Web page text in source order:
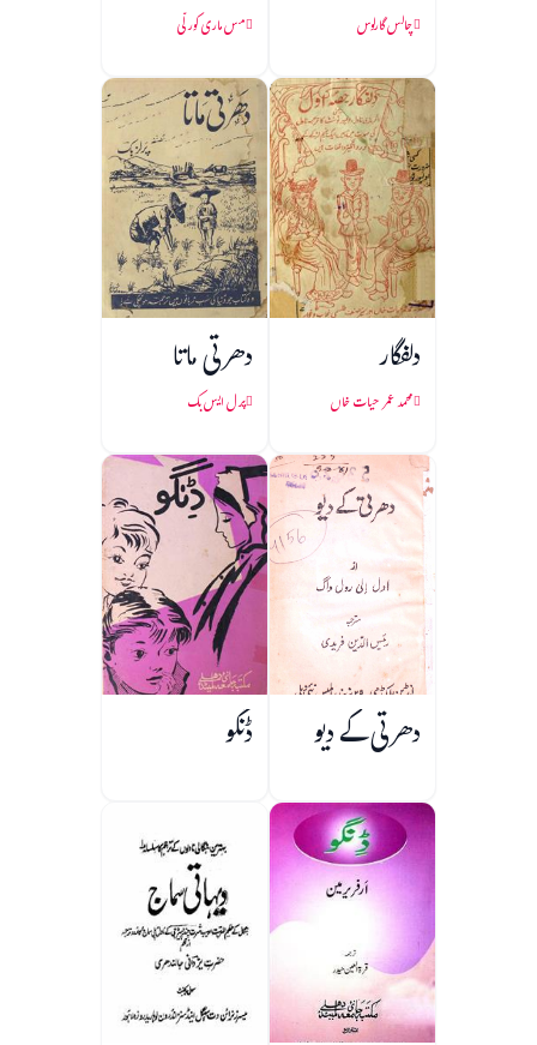
چالس گارلوس مس ماری کورلّی
دلفگار
محمد عمر حیات خاں
دھرتی ماتا
پرل ایس بک
دھرتی کے دیو ڈنگو